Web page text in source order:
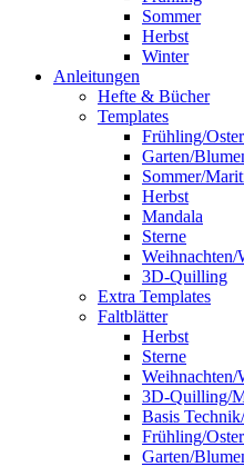
Sommer
Herbst
Winter
Anleitungen
Hefte & Bücher
Templates
Frühling/
Garten/
Sommer/
Herbst
Mandala
Sterne
Weihnachten/
3D-Quilling
Extra Templates
Faltblätter
Herbst
Sterne
Weihnachten/
3D-Quilling/
Basis
Frühling/
Garten/